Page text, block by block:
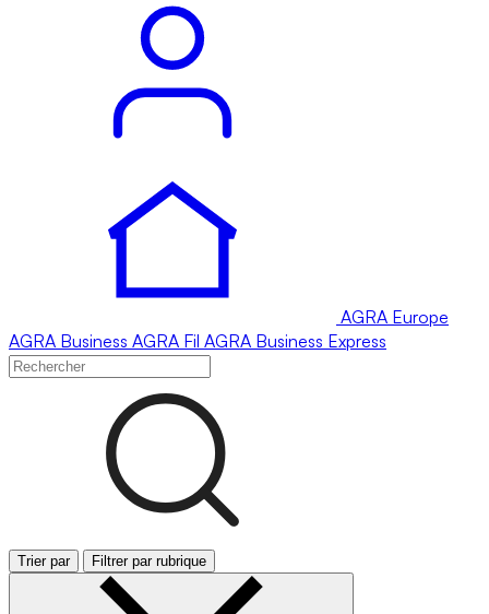
AGRA Europe
AGRA Business AGRA Fil AGRA Business Express
Trier par Filtrer par rubrique